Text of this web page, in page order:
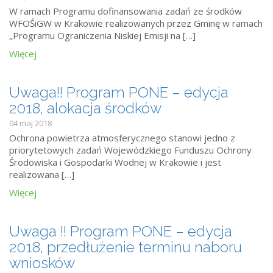
W ramach Programu dofinansowania zadań ze środków
WFOŚiGW w Krakowie realizowanych przez Gminę w ramach
„Programu Ograniczenia Niskiej Emisji na […]
Więcej
Uwaga!! Program PONE – edycja
2018, alokacja środków
04 maj 2018
Ochrona powietrza atmosferycznego stanowi jedno z
priorytetowych zadań Wojewódzkiego Funduszu Ochrony
Środowiska i Gospodarki Wodnej w Krakowie i jest
realizowana […]
Więcej
Uwaga !! Program PONE – edycja
2018, przedłużenie terminu naboru
wniosków